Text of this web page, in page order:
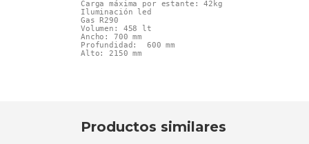
Carga máxima por estante: 42kg
Iluminación led
Gas R290
Volumen: 458 lt
Ancho: 700 mm
Profundidad:  600 mm
Alto: 2150 mm
Productos similares